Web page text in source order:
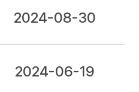
2024-08-30
2024-06-19